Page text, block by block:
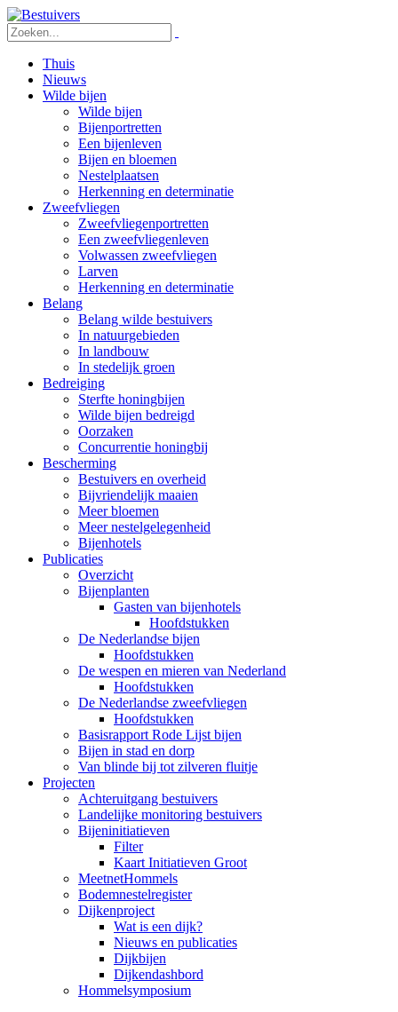
Thuis
Nieuws
Wilde bijen
Wilde bijen
Bijenportretten
Een bijenleven
Bijen en bloemen
Nestelplaatsen
Herkenning en determinatie
Zweefvliegen
Zweefvliegenportretten
Een zweefvliegenleven
Volwassen zweefvliegen
Larven
Herkenning en determinatie
Belang
Belang wilde bestuivers
In natuurgebieden
In landbouw
In stedelijk groen
Bedreiging
Sterfte honingbijen
Wilde bijen bedreigd
Oorzaken
Concurrentie honingbij
Bescherming
Bestuivers en overheid
Bijvriendelijk maaien
Meer bloemen
Meer nestelgelegenheid
Bijenhotels
Publicaties
Overzicht
Bijenplanten
Gasten van bijenhotels
Hoofdstukken
De Nederlandse bijen
Hoofdstukken
De wespen en mieren van Nederland
Hoofdstukken
De Nederlandse zweefvliegen
Hoofdstukken
Basisrapport Rode Lijst bijen
Bijen in stad en dorp
Van blinde bij tot zilveren fluitje
Projecten
Achteruitgang bestuivers
Landelijke monitoring bestuivers
Bijeninitiatieven
Filter
Kaart Initiatieven Groot
MeetnetHommels
Bodemnestelregister
Dijkenproject
Wat is een dijk?
Nieuws en publicaties
Dijkbijen
Dijkendashbord
Hommelsymposium